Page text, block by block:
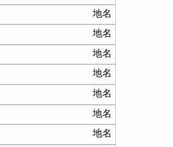
地名
地名
地名
地名
地名
地名
地名